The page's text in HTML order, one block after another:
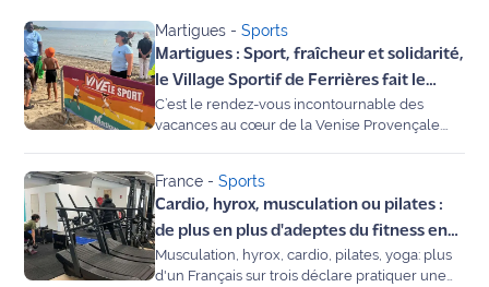
Agenda
Faits
divers
Sports
Société
Culture
Martigues -Sports
Martigues : Sport, fraîcheur et solidarité,
le Village Sportif de Ferrières fait le
plein tout l’été
C’est le rendez-vous incontournable des
vacances au cœur de la Venise Provençale.
Sportif ». Entre le chant des cigales et les
éclats de rire dans l’eau de l’étang, Maritima a
plongé dans ce dispositif où activités
nautiques, fitness et accessibilité se
conjuguent gratuitement pour tous les âges.
France -Sports
Cardio, hyrox, musculation ou pilates :
de plus en plus d'adeptes du fitness en
France
Musculation, hyrox, cardio, pilates, yoga: plus
d'un Français sur trois déclare pratiquer une